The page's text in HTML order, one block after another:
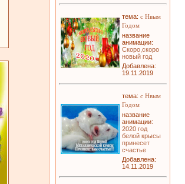
тема: с Нвым
Годом
название
анимации:
Скоро,скоро
новый год
Добавлена:
19.11.2019
тема: с Нвым
Годом
название
анимации:
2020 год
белой крысы
принесет
счастье
Добавлена:
14.11.2019